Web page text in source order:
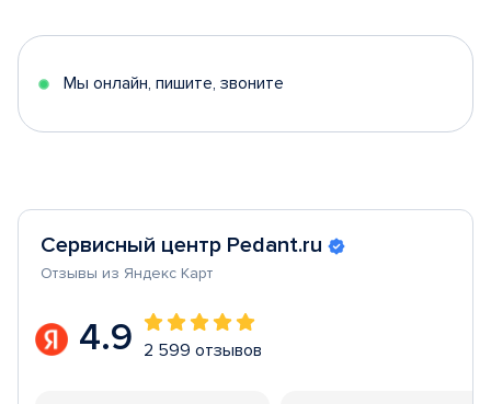
5
Мы онлайн, пишите, звоните
Сервисный центр Pedant.ru
Отзывы из Яндекс Карт
4.9 2 599 отзывов